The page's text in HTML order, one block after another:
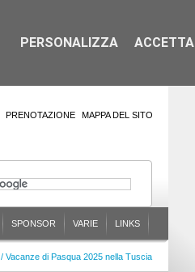
PRENOTAZIONE MAPPA DEL SITO
SPONSOR VARIE LINKS
/ Vacanze di Pasqua 2025 nella Tuscia
PERSONALIZZA ACCETTA